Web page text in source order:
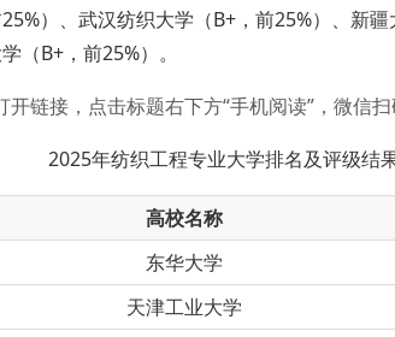
）、武汉纺织大学（B+，前25%）、新
（B+，前25%）。
开链接，点击标题右下方“手机阅读”，微信
2025年纺织工程专业大学排名及评级结
高校名称
东华大学
天津工业大学